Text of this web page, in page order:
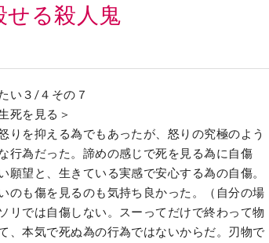
せる殺人鬼
い３/４その７
死を見る＞
りを抑える為でもあったが、怒りの究極のよう
行為だった。諦めの感じで死を見る為に自傷
願望と、生きている実感で安心する為の自傷。
のも傷を見るのも気持ち良かった。（自分の場
リでは自傷しない。スーってだけで終わって物
、本気で死ぬ為の行為ではないからだ。刃物で